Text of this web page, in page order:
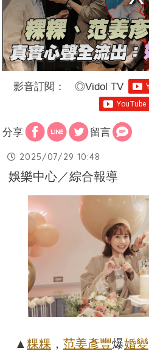
影音訂閱： ◎Vidol TV
分享 留言
2025/07/29 10:48
娛樂中心／綜合報導
▲ 粿粿 ， 范姜彥豐爆婚變